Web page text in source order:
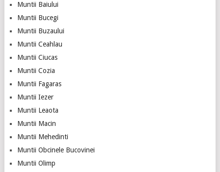
Muntii Baiului
Muntii Bucegi
Muntii Buzaului
Muntii Ceahlau
Muntii Ciucas
Muntii Cozia
Muntii Fagaras
Muntii Iezer
Muntii Leaota
Muntii Macin
Muntii Mehedinti
Muntii Obcinele Bucovinei
Muntii Olimp